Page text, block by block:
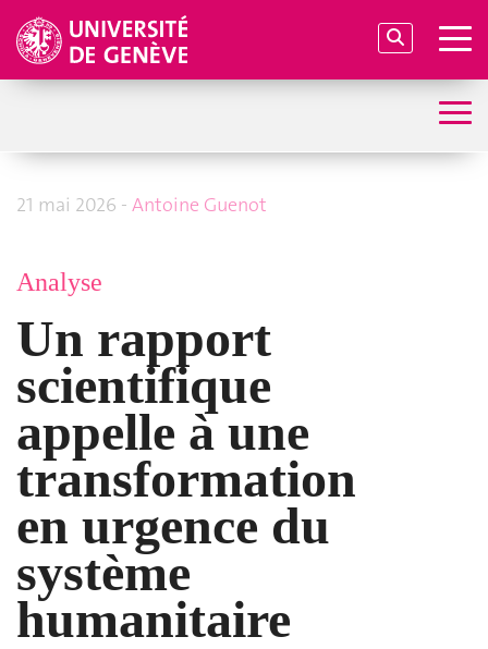
21 mai 2026 - Antoine Guenot
Analyse
Un rapport
scientifique
appelle à une
transformation
en urgence du
système
humanitaire